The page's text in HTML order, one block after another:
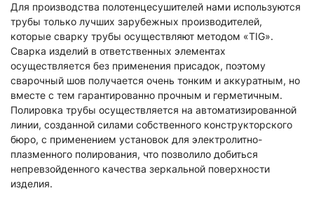
Для производства полотенцесушителей нами используются
трубы только лучших зарубежных производителей,
которые сварку трубы осуществляют методом «TIG».
Сварка изделий в ответственных элементах
осуществляется без применения присадок, поэтому
сварочный шов получается очень тонким и аккуратным, но
вместе с тем гарантированно прочным и герметичным.
Полировка трубы осуществляется на автоматизированной
линии, созданной силами собственного конструкторского
бюро, с применением установок для электролитно-
плазменного полирования, что позволило добиться
непревзойденного качества зеркальной поверхности
изделия.